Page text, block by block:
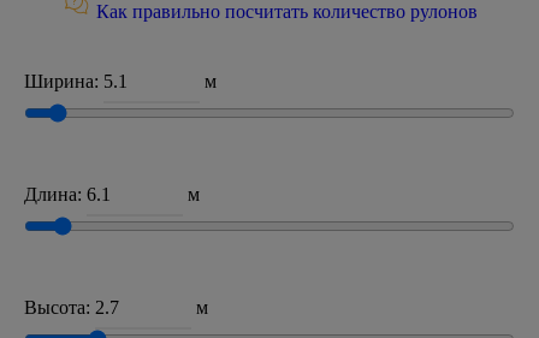
Как правильно посчитать количество рулонов
Ширина: м
Длина: м
Высота: м